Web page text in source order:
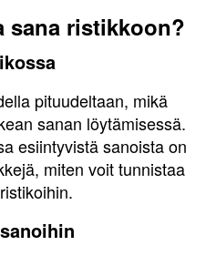
sana ristikkoon?
pituudeltaan, mikä
sanan löytämisessä.
esiintyvistä sanoista on
miten voit tunnistaa